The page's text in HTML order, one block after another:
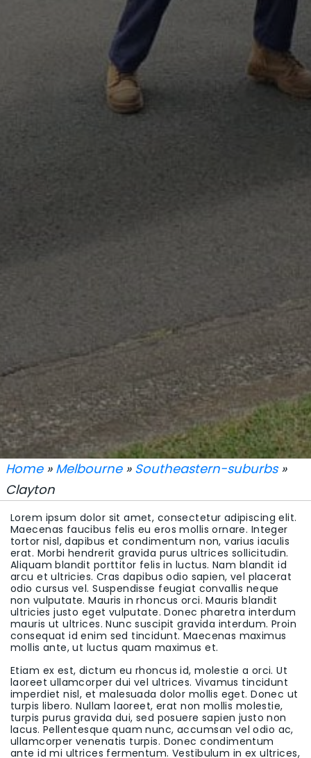
Home» Melbourne» Southeastern-suburbs»
Clayton
Lorem ipsum dolor sit amet, consectetur adipiscing elit.
Maecenas faucibus felis eu eros mollis ornare. Integer
tortor nisl, dapibus et condimentum non, varius iaculis
erat. Morbi hendrerit gravida purus ultrices sollicitudin.
Aliquam blandit porttitor felis in luctus. Nam blandit id
arcu et ultricies. Cras dapibus odio sapien, vel placerat
odio cursus vel. Suspendisse feugiat convallis neque
non vulputate. Mauris in rhoncus orci. Mauris blandit
ultricies justo eget vulputate. Donec pharetra interdum
mauris ut ultrices. Nunc suscipit gravida interdum. Proin
consequat id enim sed tincidunt. Maecenas maximus
mollis ante, ut luctus quam maximus et.
Etiam ex est, dictum eu rhoncus id, molestie a orci. Ut
laoreet ullamcorper dui vel ultrices. Vivamus tincidunt
imperdiet nisl, et malesuada dolor mollis eget. Donec ut
turpis libero. Nullam laoreet, erat non mollis molestie,
turpis purus gravida dui, sed posuere sapien justo non
lacus. Pellentesque quam nunc, accumsan vel odio ac,
ullamcorper venenatis turpis. Donec condimentum
ante id mi ultrices fermentum. Vestibulum in ex ultrices,